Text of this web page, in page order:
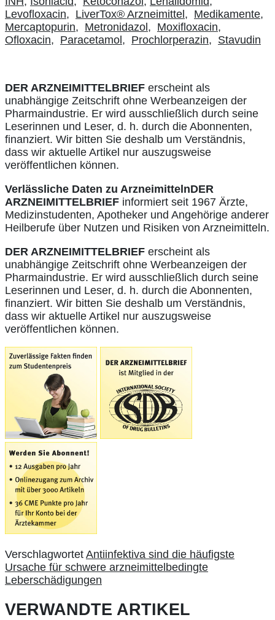
Levofloxacin, LiverTox® Arzneimittel, Medikamente,
Mercaptopurin, Metronidazol, Moxifloxacin,
Ofloxacin, Paracetamol, Prochlorperazin, Stavudin
DER ARZNEIMITTELBRIEF erscheint als
unabhängige Zeitschrift ohne Werbeanzeigen der
Pharmaindustrie. Er wird ausschließlich durch seine
Leserinnen und Leser, d. h. durch die Abonnenten,
finanziert. Wir bitten Sie deshalb um Verständnis,
dass wir aktuelle Artikel nur auszugsweise
veröffentlichen können.
Verlässliche Daten zu ArzneimittelnDER
ARZNEIMITTELBRIEF informiert seit 1967 Ärzte,
Medizinstudenten, Apotheker und Angehörige anderer
Heilberufe über Nutzen und Risiken von Arzneimitteln.
DER ARZNEIMITTELBRIEF erscheint als
unabhängige Zeitschrift ohne Werbeanzeigen der
Pharmaindustrie. Er wird ausschließlich durch seine
Leserinnen und Leser, d. h. durch die Abonnenten,
finanziert. Wir bitten Sie deshalb um Verständnis,
dass wir aktuelle Artikel nur auszugsweise
veröffentlichen können.
Verschlagwortet Antiinfektiva sind die häufigste
Ursache für schwere arzneimittelbedingte
Leberschädigungen
VERWANDTE ARTIKEL